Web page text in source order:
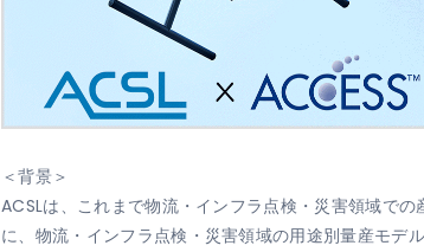
＜背景＞
ACSLは、これまで物流・インフラ点検・災害領域で
に、物流・インフラ点検・災害領域の用途別量産モデ